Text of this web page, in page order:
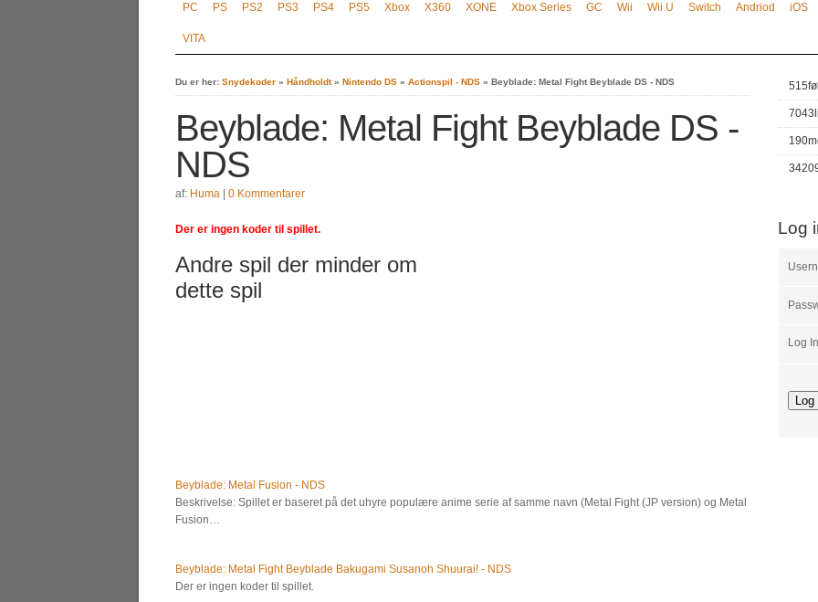
PC PS PS2 PS3 PS4 PS5 Xbox X360 XONE Xbox Series GC Wii Wii U Switch Andriod iOS
VITA
Du er her: Snydekoder » Håndholdt» Nintendo DS » Actionspil - NDS » Beyblade: Metal Fight Beyblade DS - NDS
Beyblade: Metal Fight Beyblade DS -
NDS
af: Huma 0 Kommentarer
Der er ingen koder til spillet.
Andre spil der minder om
dette spil
Beyblade: Metal Fusion - NDS
Beskrivelse: Spillet er baseret på det uhyre populære anime serie af samme navn (Metal Fight (JP version) og Metal
Fusion…
Beyblade: Metal Fight Beyblade Bakugami Susanoh Shuurai! - NDS
Der er ingen koder til spillet.
515
7043
190
Log
Log